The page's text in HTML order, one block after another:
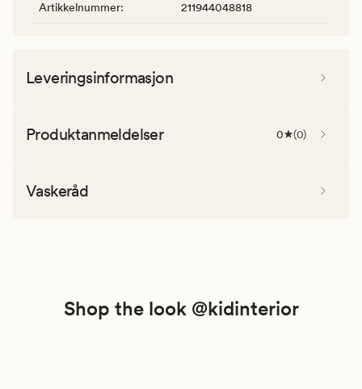
Artikkelnummer: 211944048818
Leveringsinformasjon
Produktanmeldelser 0 (0)
Vaskeråd
Shop the look @kidinterior